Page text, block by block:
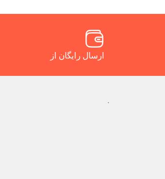
ارسال رایگان از
.